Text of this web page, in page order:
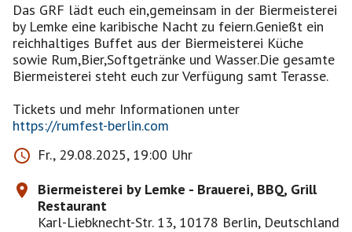
Das GRF lädt euch ein,gemeinsam in der Biermeisterei
by Lemke eine karibische Nacht zu feiern.Genießt ein
reichhaltiges Buffet aus der Biermeisterei Küche
sowie Rum,Bier,Softgetränke und Wasser.Die gesamte
Biermeisterei steht euch zur Verfügung samt Terasse.
https://rumfest-berlin.com
Fr., 29.08.2025, 19:00 Uhr
Biermeisterei by Lemke - Brauerei, BBQ, Grill
Restaurant
Karl-Liebknecht-Str. 13, 10178 Berlin, Deutschland